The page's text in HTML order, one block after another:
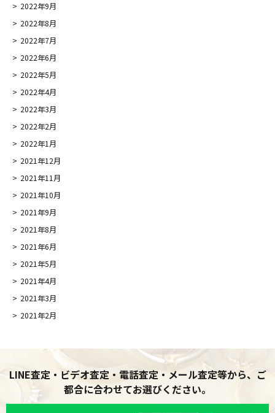
2022年9月
2022年8月
2022年7月
2022年6月
2022年5月
2022年4月
2022年3月
2022年2月
2022年1月
2021年12月
2021年11月
2021年10月
2021年9月
2021年8月
2021年6月
2021年5月
2021年4月
2021年3月
2021年2月
LINE査定・ビデオ査定・電話査定・メール査定等から、ご
都合に合わせてお選びください。